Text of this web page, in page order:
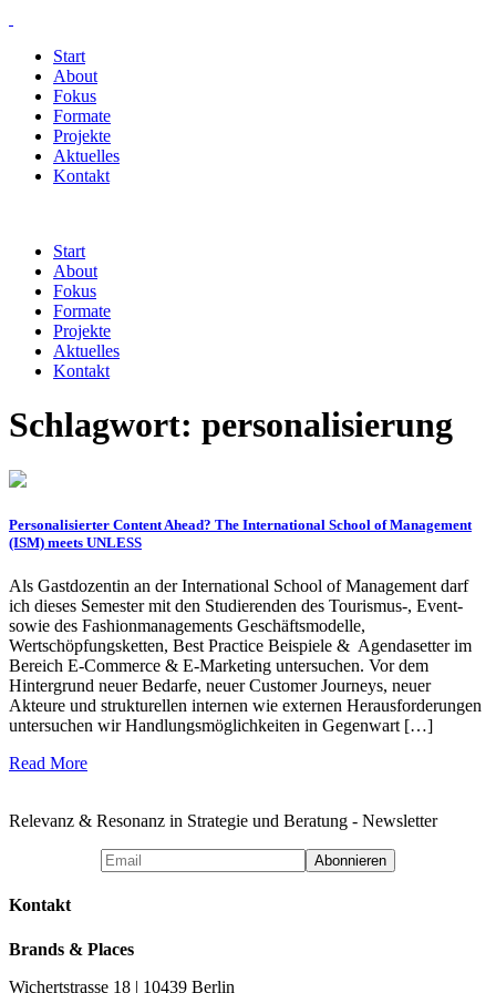
Start
About
Fokus
Formate
Projekte
Aktuelles
Kontakt
Start
About
Fokus
Formate
Projekte
Aktuelles
Kontakt
Schlagwort: personalisierung
Personalisierter Content Ahead? The International School of Management
(ISM) meets UNLESS
Als Gastdozentin an der International School of Management darf
ich dieses Semester mit den Studierenden des Tourismus-, Event-
sowie des Fashionmanagements Geschäftsmodelle,
Wertschöpfungsketten, Best Practice Beispiele & Agendasetter im
Bereich E-Commerce & E-Marketing untersuchen. Vor dem
Hintergrund neuer Bedarfe, neuer Customer Journeys, neuer
Akteure und strukturellen internen wie externen Herausforderungen
untersuchen wir Handlungsmöglichkeiten in Gegenwart […]
Read More
Relevanz & Resonanz in Strategie und Beratung - Newsletter
Kontakt
Brands & Places
Wichertstrasse 18 | 10439 Berlin